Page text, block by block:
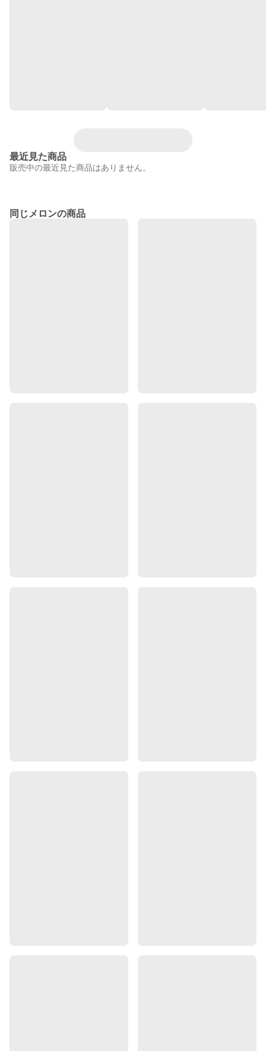
最近見た商品
販売中の最近見た商品はありません。
同じメロンの商品